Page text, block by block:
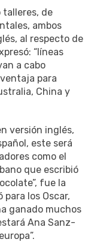
talleres, de
ambos
al respecto de
“líneas
a cabo
para
China y
versión inglés,
este será
como el
que escribió
fue la
los Oscar,
ganado muchos
Ana Sanz-